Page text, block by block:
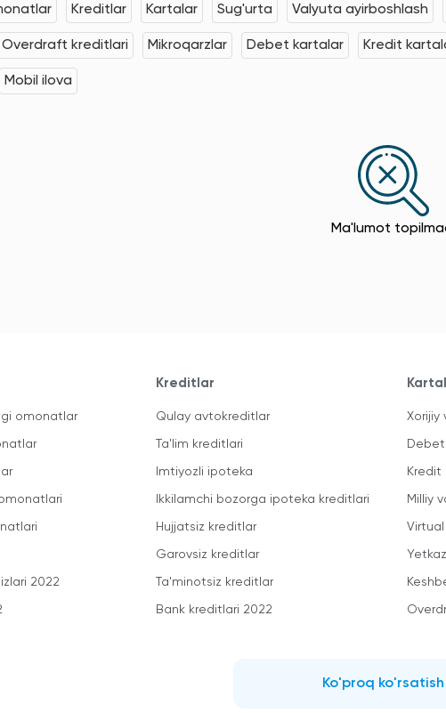
Kreditlar Kartalar Sug'urta Valyuta ayirboshlash
Overdraft kreditlari Mikroqarzlar Debet kartalar Kredit
Mobil ilova
Ma'lumot
omonatlar
2022
Kreditlar
Qulay avtokreditlar
Ta'lim kreditlari
Imtiyozli ipoteka
Ikkilamchi bozorga ipoteka kreditlari
Hujjatsiz kreditlar
Garovsiz kreditlar
Ta'minotsiz kreditlar
Bank kreditlari 2022
Xorijiy
Kredit
Milliy
Ko'proq ko'rsatish